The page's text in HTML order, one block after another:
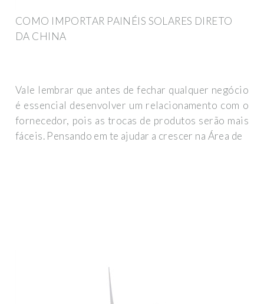
COMO IMPORTAR PAINÉIS SOLARES DIRETO
DA CHINA
Vale lembrar que antes de fechar qualquer negócio
é essencial desenvolver um relacionamento com o
fornecedor, pois as trocas de produtos serão mais
fáceis. Pensando em te ajudar a crescer na Área de